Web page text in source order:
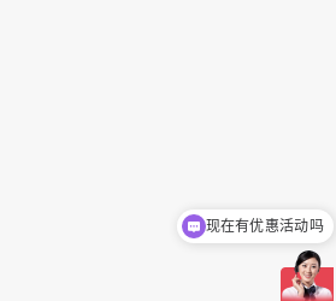
可以介绍下你们的产品么